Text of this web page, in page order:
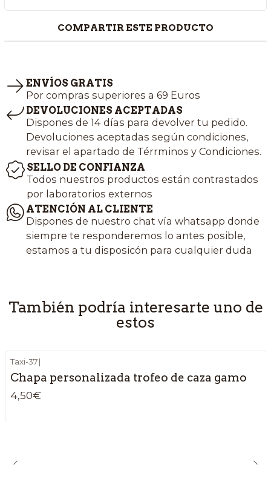
COMPARTIR ESTE PRODUCTO
ENVÍOS GRATIS
Por compras superiores a 69 Euros
DEVOLUCIONES ACEPTADAS
Dispones de 14 días para devolver tu pedido.
Devoluciones aceptadas según condiciones,
revisar el apartado de Térrminos y Condiciones.
SELLO DE CONFIANZA
Todos nuestros productos están contrastados
por laboratorios externos
ATENCIÓN AL CLIENTE
Dispones de nuestro chat vía whatsapp donde
siempre te responderemos lo antes posible,
estamos a tu disposicón para cualquier duda
También podría interesarte uno de
estos
Taxi-37|
Chapa personalizada trofeo de caza gamo
4,50€